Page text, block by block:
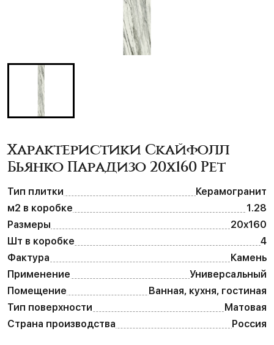
Характеристики Скайфолл
Бьянко Парадизо 20х160 Рет
Тип плитки
Керамогранит
м2 в коробке
1.28
Размеры
20х160
Шт в коробке
4
Фактура
Камень
Применение
Универсальный
Помещение
Ванная, кухня, гостиная
Тип поверхности
Матовая
Страна производства
Россия